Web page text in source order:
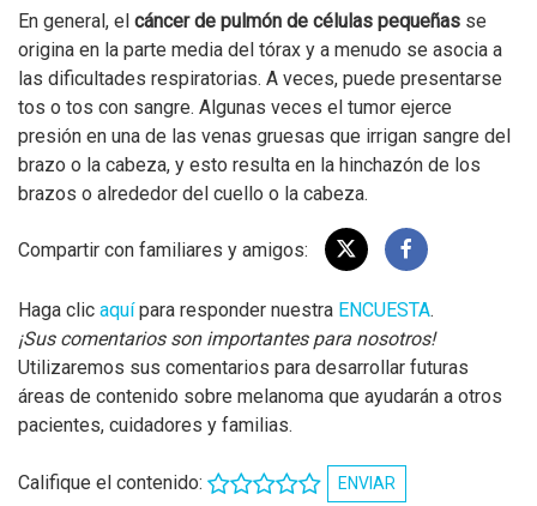
En general, el cáncer de pulmón de células pequeñas se
origina en la parte media del tórax y a menudo se asocia a
las dificultades respiratorias. A veces, puede presentarse
tos o tos con sangre. Algunas veces el tumor ejerce
presión en una de las venas gruesas que irrigan sangre del
brazo o la cabeza, y esto resulta en la hinchazón de los
brazos o alrededor del cuello o la cabeza.
Compartir con familiares y amigos:
Haga clic aquípara responder nuestra ENCUESTA.
¡Sus comentarios son importantes para nosotros!
Utilizaremos sus comentarios para desarrollar futuras
áreas de contenido sobre melanoma que ayudarán a otros
pacientes, cuidadores y familias.
Califique el contenido: ENVIAR